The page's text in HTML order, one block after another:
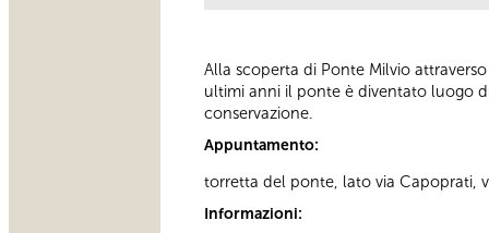
Alla scoperta di Ponte Milvio
ultimi anni il ponte è diventato luogo
conservazione.
Appuntamento:
torretta del ponte, lato via Capoprati,
Informazioni: